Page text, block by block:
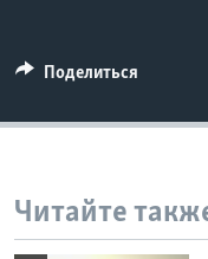
Поделиться
Читайте